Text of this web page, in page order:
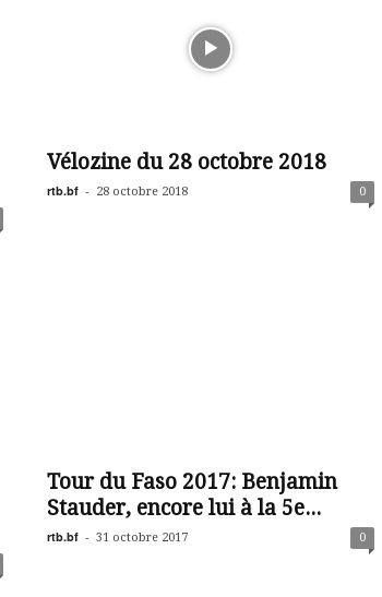
Vélozine du 28 octobre 2018
rtb.bf - 28 octobre 2018 0
Tour du Faso 2017: Benjamin
Stauder, encore lui à la 5e...
rtb.bf - 31 octobre 2017 0